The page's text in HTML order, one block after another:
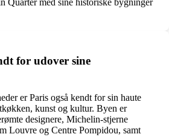
Quarter med sine historiske bygninger
for udover sine
er Paris også kendt for sin haute
kunst og kultur. Byen er
designere, Michelin-stjerne
Louvre og Centre Pompidou, samt